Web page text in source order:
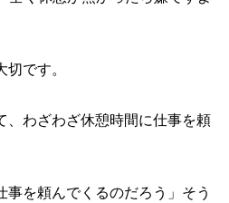
です。
、わざわざ休憩時間に仕事を頼
事を頼んでくるのだろう」そう